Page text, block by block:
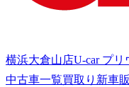
横浜大倉山店U-car プ
中古車一覧買取り 新車